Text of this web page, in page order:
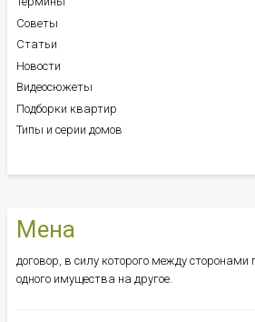
Мена
договор, в силу которого между сторонами
одного имущества на другое.
Советы
Статьи
Новости
Видеосюжеты
Подборки квартир
Типы и серии домов